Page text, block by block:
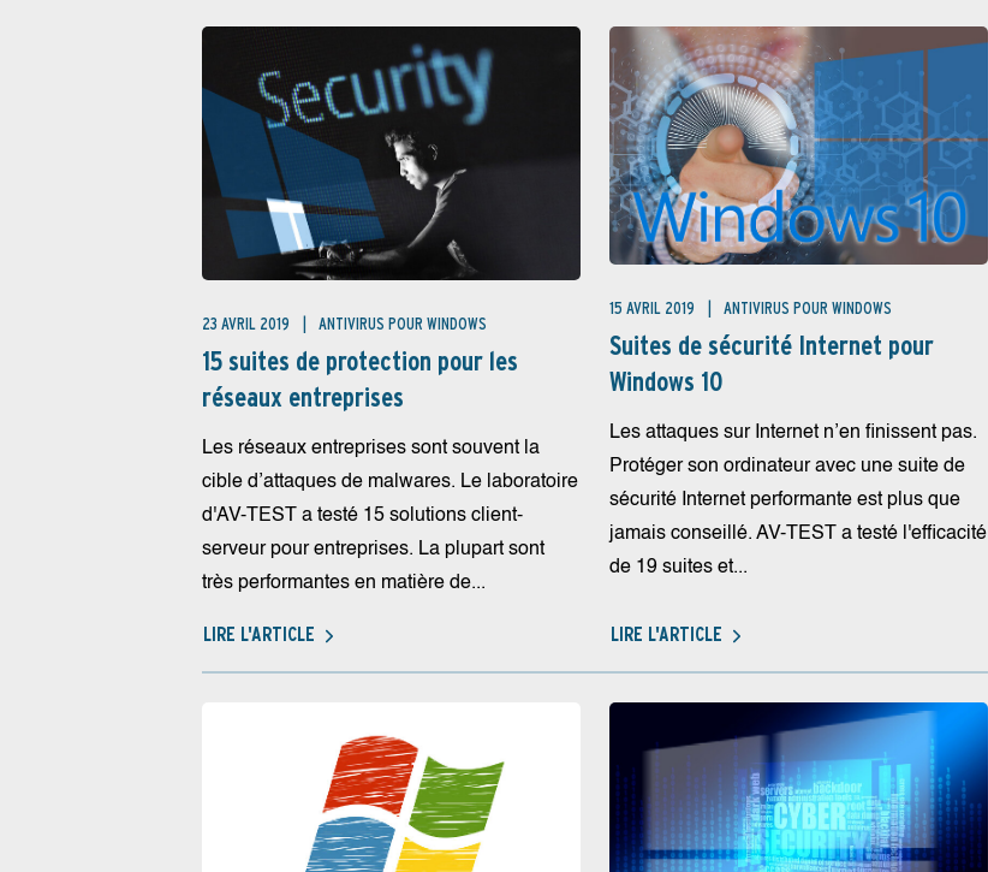
23 AVRIL 2019 ANTIVIRUS POUR WINDOWS
15 suites de protection pour les
réseaux entreprises
Les réseaux entreprises sont souvent la
cible d’attaques de malwares. Le laboratoire
d'AV-TEST a testé 15 solutions client-
serveur pour entreprises. La plupart sont
très performantes en matière de...
LIRE L'ARTICLE
15 AVRIL 2019 ANTIVIRUS POUR WINDOWS
Suites de sécurité Internet pour
Windows 10
Les attaques sur Internet n’en finissent pas.
Protéger son ordinateur avec une suite de
sécurité Internet performante est plus que
jamais conseillé. AV-TEST a testé l'efficacité
de 19 suites et...
LIRE L'ARTICLE